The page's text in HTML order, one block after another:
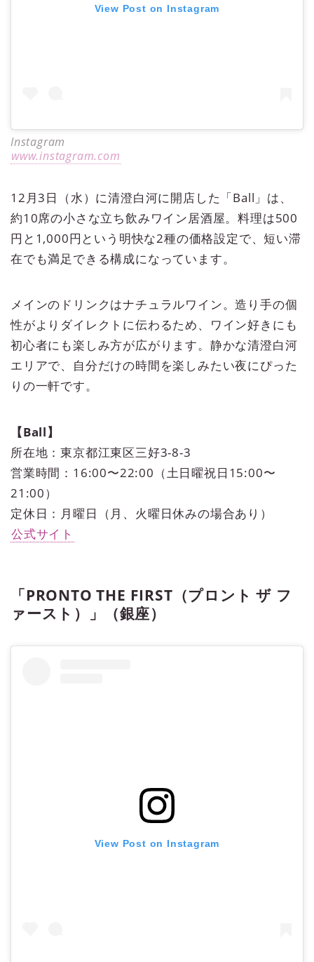
View Post on Instagram
Instagram
www.instagram.com
12月3日（水）に清澄白河に開店した「Ball」は、
約10席の小さな立ち飲みワイン居酒屋。料理は500
円と1,000円という明快な2種の価格設定で、短い滞
在でも満足できる構成になっています。
メインのドリンクはナチュラルワイン。造り手の個
性がよりダイレクトに伝わるため、ワイン好きにも
初心者にも楽しみ方が広がります。静かな清澄白河
エリアで、自分だけの時間を楽しみたい夜にぴった
りの一軒です。
【Ball】
所在地：東京都江東区三好3-8-3
営業時間：16:00〜22:00（土日曜祝日15:00〜
21:00）
定休日：月曜日（月、火曜日休みの場合あり）
公式サイト
「PRONTO THE FIRST（プロント ザ フ
ァースト）」（銀座）
View Post on Instagram